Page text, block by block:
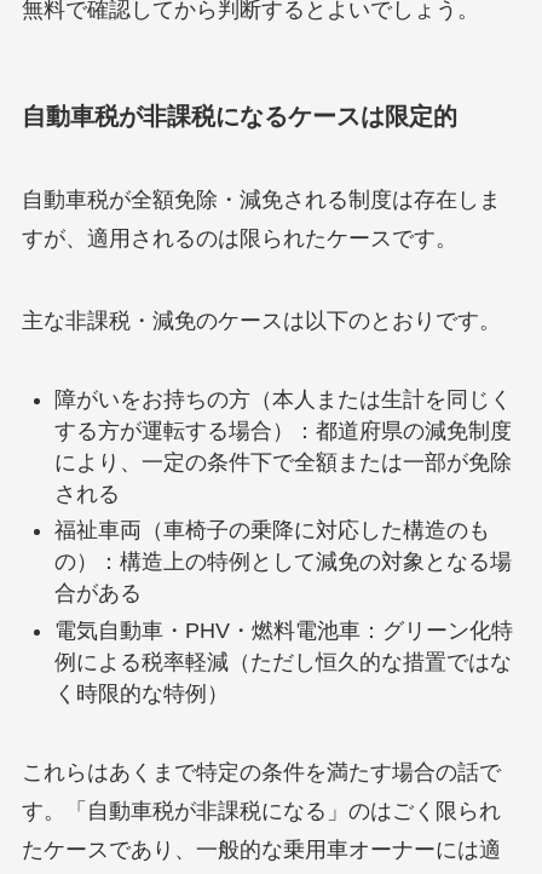
無料で確認してから判断するとよいでしょう。
自動車税が非課税になるケースは限定的
自動車税が全額免除・減免される制度は存在しま
すが、適用されるのは限られたケースです。
主な非課税・減免のケースは以下のとおりです。
障がいをお持ちの方（本人または生計を同じく
する方が運転する場合）：都道府県の減免制度
により、一定の条件下で全額または一部が免除
される
福祉車両（車椅子の乗降に対応した構造のも
の）：構造上の特例として減免の対象となる場
合がある
電気自動車・PHV・燃料電池車：グリーン化特
例による税率軽減（ただし恒久的な措置ではな
く時限的な特例）
これらはあくまで特定の条件を満たす場合の話で
す。「自動車税が非課税になる」のはごく限られ
たケースであり、一般的な乗用車オーナーには適